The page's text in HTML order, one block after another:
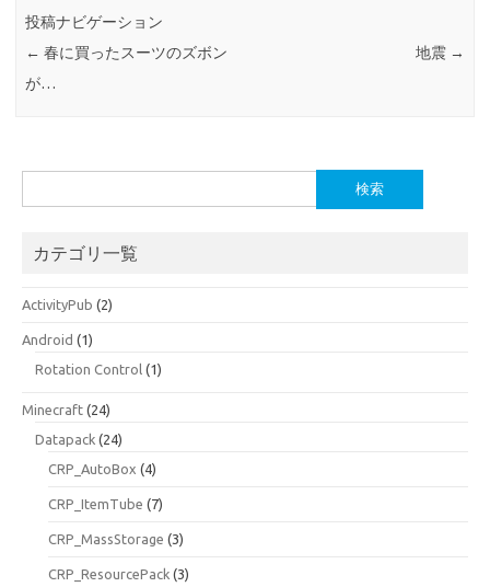
投稿ナビゲーション
← 春に買ったスーツのズボン
が…
地震 →
索:
カテゴリ一覧
ActivityPub (2)
Android (1)
Rotation Control (1)
Minecraft (24)
Datapack (24)
CRP_AutoBox (4)
CRP_ItemTube (7)
CRP_MassStorage (3)
CRP_ResourcePack (3)